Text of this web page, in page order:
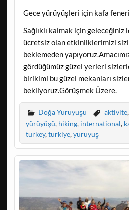
Gece yürüyüşleri için kafa feneri
Sağlıklı kalmak için geleceğiniz
ücretsiz olan etkinliklerimizi
beklemeden
gördüğümüz güzel yerleri
birikimi bu güzel mekanları
bekliyoruz.Görüşmek Üzere.
Doğa Yürüyüşü aktivite,
yürüyüşü, hiking, international,
turkey,türkiye,yürüyüş